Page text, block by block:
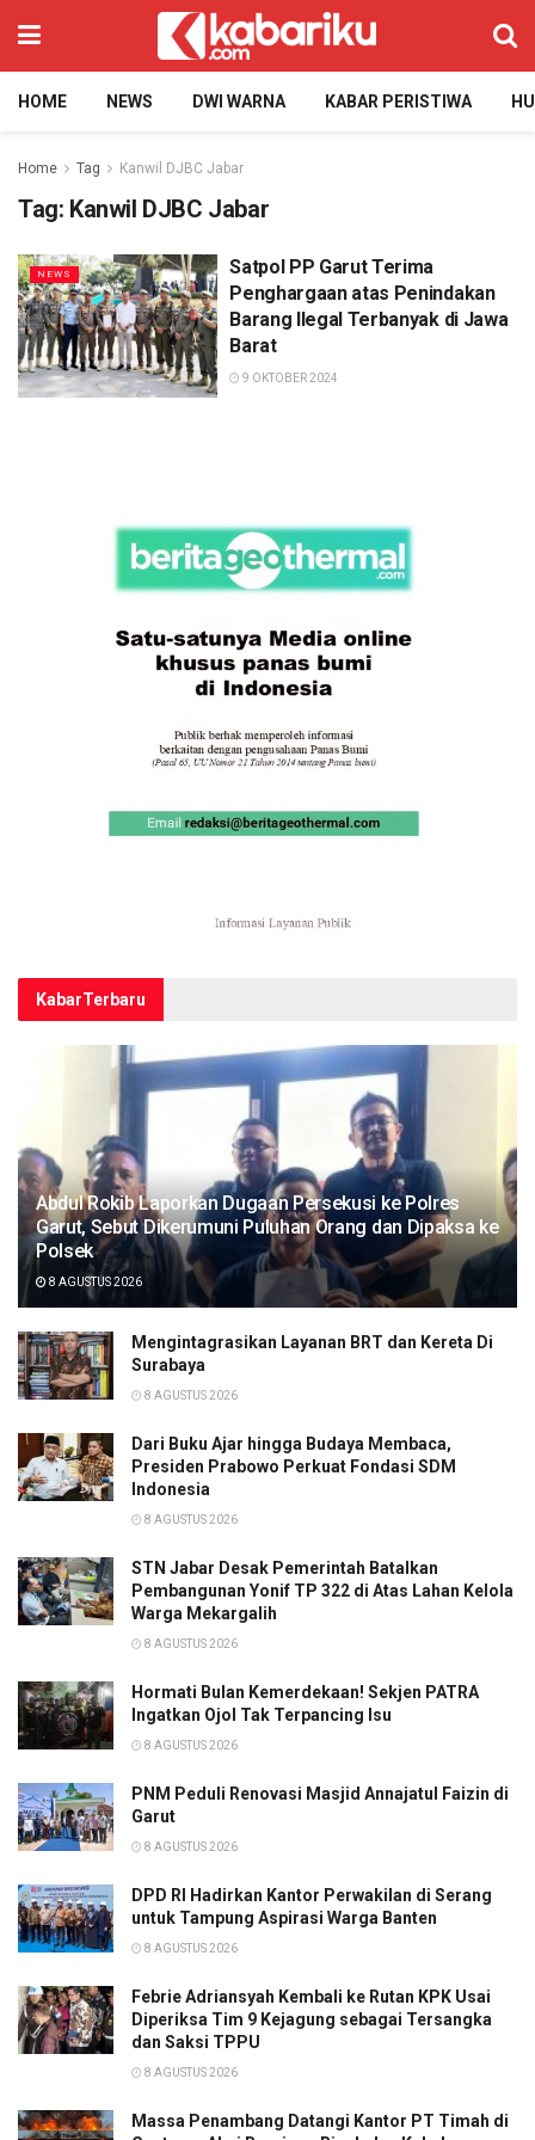
HOME NEWS DWI WARNA KABAR PERISTIWA
Home Tag Kanwil DJBC Jabar
Tag: Kanwil DJBC Jabar
NEWS
Satpol PP Garut Terima
Penghargaan atas Penindakan
Barang Ilegal Terbanyak di Jawa
Barat
9 OKTOBER 2024
KabarTerbaru
Abdul Rokib Laporkan Dugaan Persekusi ke Polres
Garut, Sebut Dikerumuni Puluhan Orang dan Dipaksa ke
Polsek
8 AGUSTUS 2026
Mengintagrasikan Layanan BRT dan Kereta Di
Surabaya
8 AGUSTUS 2026
Dari Buku Ajar hingga Budaya Membaca,
Presiden Prabowo Perkuat Fondasi SDM
Indonesia
8 AGUSTUS 2026
STN Jabar Desak Pemerintah Batalkan
Pembangunan Yonif TP 322 di Atas Lahan Kelola
Warga Mekargalih
8 AGUSTUS 2026
Hormati Bulan Kemerdekaan! Sekjen PATRA
Ingatkan Ojol Tak Terpancing Isu
8 AGUSTUS 2026
PNM Peduli Renovasi Masjid Annajatul Faizin di
Garut
8 AGUSTUS 2026
DPD RI Hadirkan Kantor Perwakilan di Serang
untuk Tampung Aspirasi Warga Banten
8 AGUSTUS 2026
Febrie Adriansyah Kembali ke Rutan KPK Usai
Diperiksa Tim 9 Kejagung sebagai Tersangka
dan Saksi TPPU
8 AGUSTUS 2026
Massa Penambang Datangi Kantor PT Timah di